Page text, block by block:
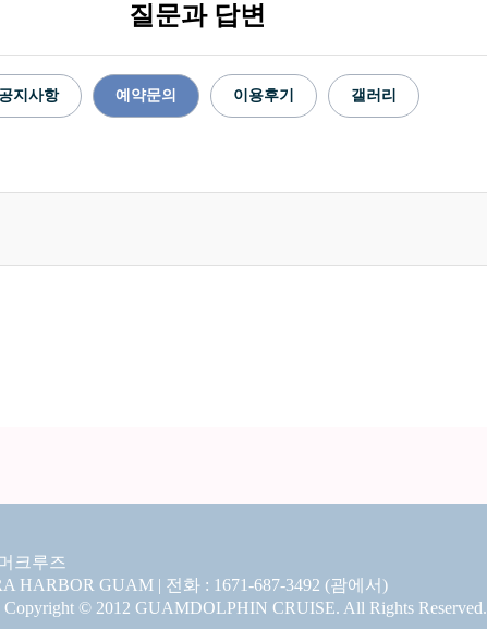
질문과 답변
공지사항 예약문의 이용후기 갤러리
크루즈
HARBOR GUAM | 전화 : 1671-687-3492 (괌에서)
Copyright © 2012 GUAMDOLPHIN CRUISE. All Rights Reserved.